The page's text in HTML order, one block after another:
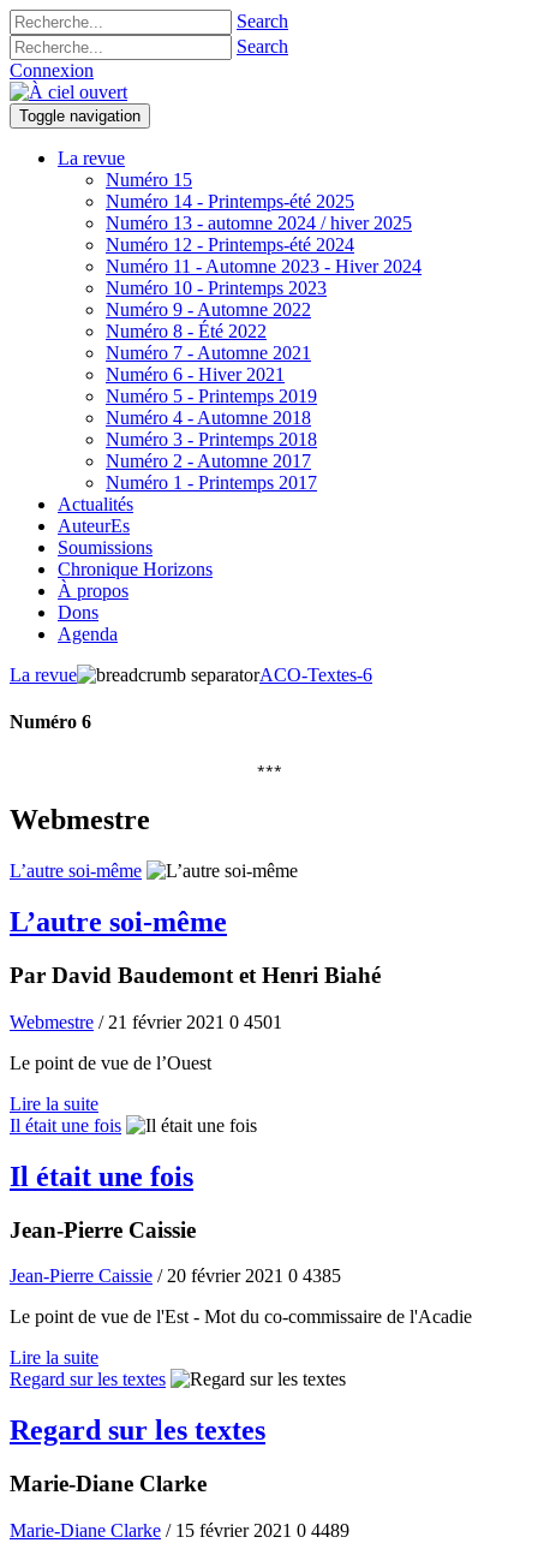
Search
Search
Connexion
Toggle navigation
La revue
Numéro 15
Numéro 14 - Printemps-été 2025
Numéro 13 - automne 2024 / hiver 2025
Numéro 12 - Printemps-été 2024
Numéro 11 - Automne 2023 - Hiver 2024
Numéro 10 - Printemps 2023
Numéro 9 - Automne 2022
Numéro 8 - Été 2022
Numéro 7 - Automne 2021
Numéro 6 - Hiver 2021
Numéro 5 - Printemps 2019
Numéro 4 - Automne 2018
Numéro 3 - Printemps 2018
Numéro 2 - Automne 2017
Numéro 1 - Printemps 2017
Actualités
AuteurEs
Soumissions
Chronique Horizons
À propos
Dons
Agenda
La revue
ACO-Textes-6
Numéro 6
***
Webmestre
L’autre soi-même
L’autre soi-même
Par David Baudemont et Henri Biahé
Webmestre / 21 février 2021 0 4501
Le point de vue de l’Ouest
Lire la suite
Il était une fois
Il était une fois
Jean-Pierre Caissie
Jean-Pierre Caissie / 20 février 2021 0 4385
Le point de vue de l'Est - Mot du co-commissaire de l'Acadie
Lire la suite
Regard sur les textes
Regard sur les textes
Marie-Diane Clarke
Marie-Diane Clarke / 15 février 2021 0 4489